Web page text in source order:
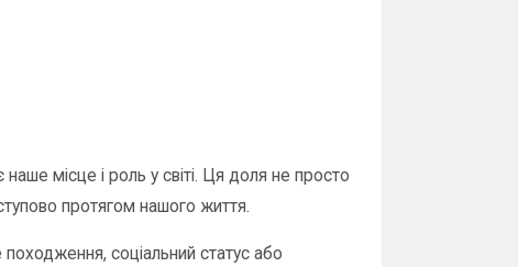
місце і роль у світі. Ця доля не просто
протягом нашого життя.
соціальний статус або